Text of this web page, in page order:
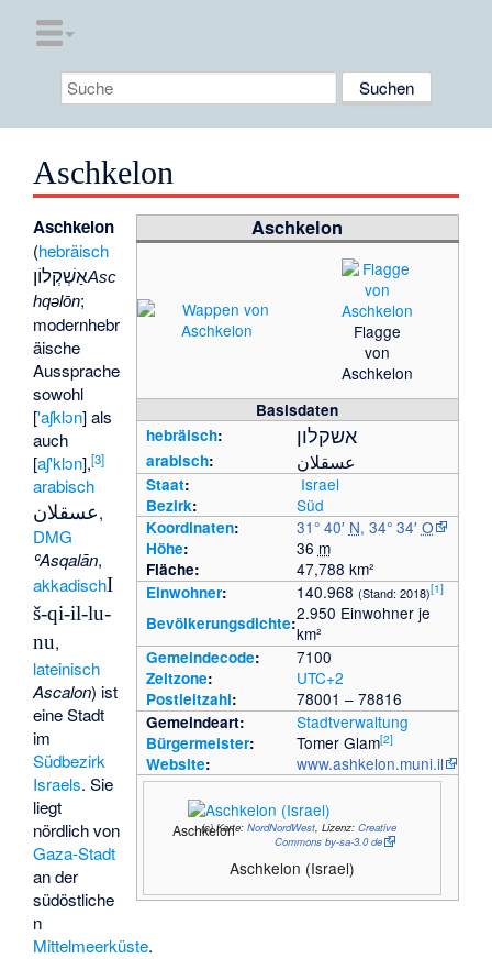
Aschkelon
Aschkelon
Flagge
von
Aschkelon
Basisdaten
hebräisch: אשקלון
arabisch: عسقلان
Staat: Israel
Bezirk: Süd
Koordinaten: 31° 40′ N, 34° 34′ O
Höhe: 36 m
Fläche: 47,788 km²
Einwohner: 140.968 (Stand: 2018)[1]
Bevölkerungsdichte:2.950 Einwohner je
km²
Gemeindecode: 7100
Zeitzone: UTC+2
Postleitzahl: 78001 – 78816
Gemeindeart: Stadtverwaltung
Bürgermeister: Tomer Glam[2]
Website: www.ashkelon.muni.il
(c)Karte: NordNordWest, Lizenz: Creative
Commons by-sa-3.0 de
Aschkelon (Israel)
Aschkelon
Aschkelon
(hebräisch
אַשְׁקְלוֹןAsc
hqəlōn;
modernhebr
äische
Aussprache
sowohl
['aʃklɔn] als
auch
[aʃ'klɔn],[3]
arabisch
عسقلان,
DMG
ʿAsqalān,
akkadischI
š-qi-il-lu-
nu,
lateinisch
Ascalon) ist
eine Stadt
im
Südbezirk
Israels. Sie
liegt
nördlich von
Gaza-Stadt
an der
südöstliche
n
Mittelmeerküste.